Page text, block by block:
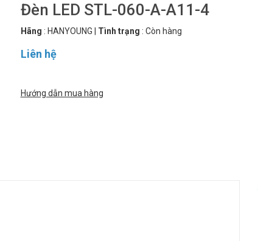
Đèn LED STL-060-A-A11-4
Hãng : HANYOUNG Tình trạng : Còn hàng
Liên hệ
Hướng dẫn mua hàng